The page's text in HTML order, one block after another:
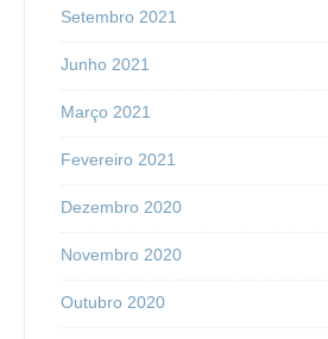
Setembro 2021
Junho 2021
Março 2021
Fevereiro 2021
Dezembro 2020
Novembro 2020
Outubro 2020